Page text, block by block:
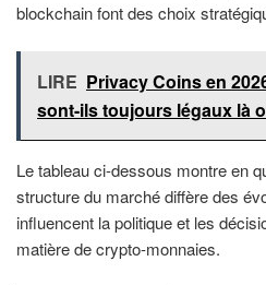
blockchain font des choix
LIRE Privacy Coins en
sont-ils toujours légaux là
Le tableau ci-dessous montre en
structure du marché diffère des
influencent la politique et les
matière de crypto-monnaies.